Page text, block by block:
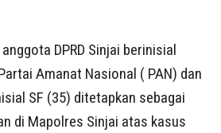
DPRD Sinjai berinisial
Amanat Nasional ( PAN) dan
SF (35) ditetapkan sebagai
di Mapolres Sinjai atas kasus